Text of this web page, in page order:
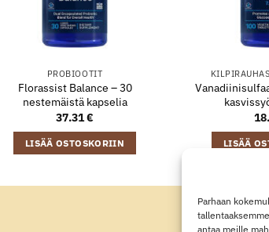
Parhaan
antaa meille
PROBIOOTIT
Florassist Balance – 30
nestemäistä kapselia
37.31€
LISÄÄ OSTOSKORIIN LISÄÄ